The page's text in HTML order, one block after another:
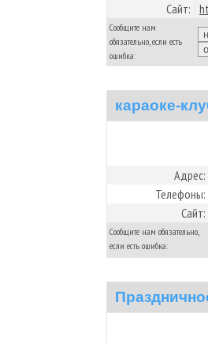
Сайт:
Сообщите нам
обязательно, если есть
ошибка:
караоке-
Адрес:
Телефоны:
Сайт:
Сообщите нам обязательно,
если есть ошибка: